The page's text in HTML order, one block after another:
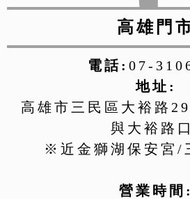
高雄門
電話: 07-
地址:
高雄市三民區大裕路
與大裕路
※近金獅湖保安宮/
營業時間: